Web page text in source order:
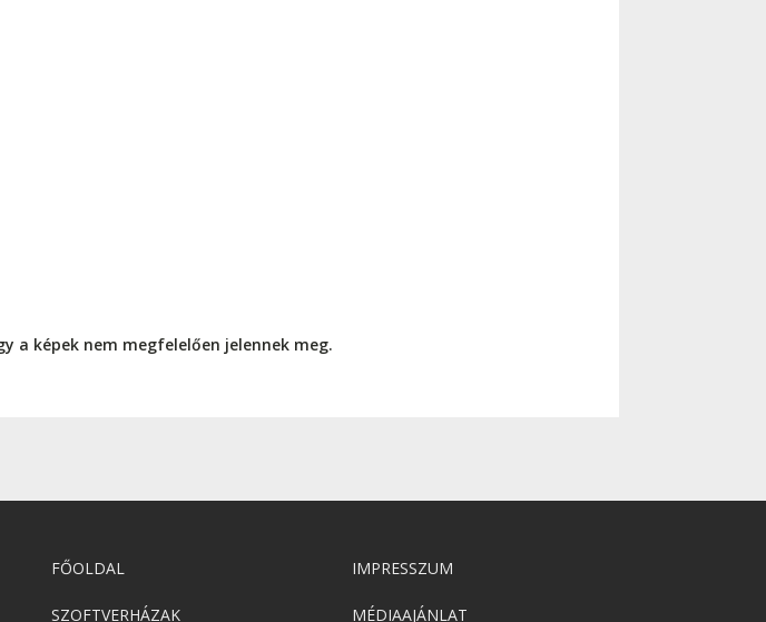
a képek nem megfelelően jelennek meg.
FŐOLDAL
SZOFTVERHÁZAK
IMPRESSZUM
MÉDIAAJÁNLAT